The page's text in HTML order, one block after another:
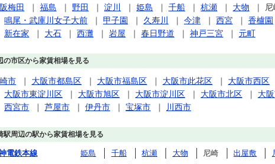
梅田 ｜ 福島 ｜ 野田 ｜ 淀川 ｜ 姫島 ｜ 千船 ｜ 杭瀬 ｜ 大物 ｜
鳴尾・武庫川女子大前 ｜ 甲子園 ｜ 久寿川 ｜ 今津 ｜ 西宮 ｜ 香櫨園
新在家 ｜ 大石 ｜ 西灘 ｜ 岩屋 ｜ 春日野道 ｜ 神戸三宮 ｜ 元町
の市区から家賃相場を見る
市 ｜ 大阪市都島区 ｜ 大阪市福島区 ｜ 大阪市此花区 ｜ 大阪市西区
大阪市東淀川区 ｜ 大阪市旭区 ｜ 大阪市淀川区 ｜ 大阪市北区 ｜ 大
西宮市 ｜ 芦屋市 ｜ 伊丹市 ｜ 宝塚市 ｜ 川西市
駅周辺の駅から家賃相場を見る
電鉄本線 姫島 千船 杭瀬 大物 尼崎 出屋敷